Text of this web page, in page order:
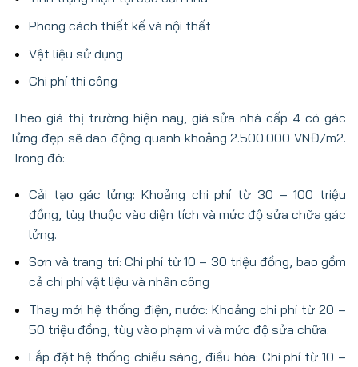
Phong cách thiết kế và nội thất
Vật liệu sử dụng
Chi phí thi công
Theo giá thị trường hiện nay, giá sửa nhà cấp 4 có gác
lửng đẹp sẽ dao động quanh khoảng 2.500.000 VNĐ/m2.
Trong đó:
Cải tạo gác lửng: Khoảng chi phí từ 30 – 100 triệu
đồng, tùy thuộc vào diện tích và mức độ sửa chữa gác
lửng.
Sơn và trang trí: Chi phí từ 10 – 30 triệu đồng, bao gồm
cả chi phí vật liệu và nhân công
Thay mới hệ thống điện, nước: Khoảng chi phí từ 20 –
50 triệu đồng, tùy vào phạm vi và mức độ sửa chữa.
Lắp đặt hệ thống chiếu sáng, điều hòa: Chi phí từ 10 –